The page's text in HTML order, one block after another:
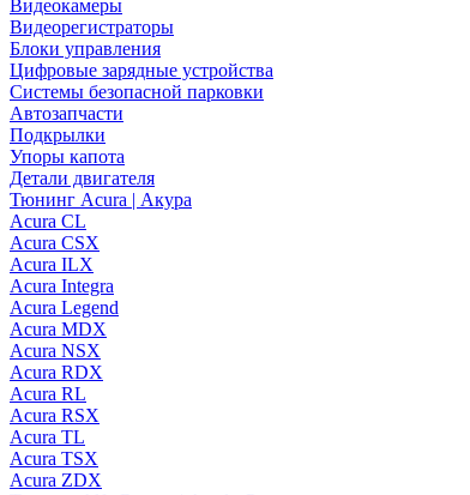
Видеокамеры
Видеорегистраторы
Блоки управления
Цифровые зарядные устройства
Системы безопасной парковки
Автозапчасти
Подкрылки
Упоры капота
Детали двигателя
Тюнинг Acura | Акура
Acura CL
Acura CSX
Acura ILX
Acura Integra
Acura Legend
Acura MDX
Acura NSX
Acura RDX
Acura RL
Acura RSX
Acura TL
Acura TSX
Acura ZDX